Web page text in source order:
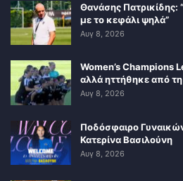
Θανάσης Πατρικίδης:
με το κεφάλι ψηλά”
Αυγ 8, 2026
Women’s Champions
αλλά ηττήθηκε από
Αυγ 8, 2026
Ποδόσφαιρο
Κατερίνα Βασιλούνη
Αυγ 8, 2026